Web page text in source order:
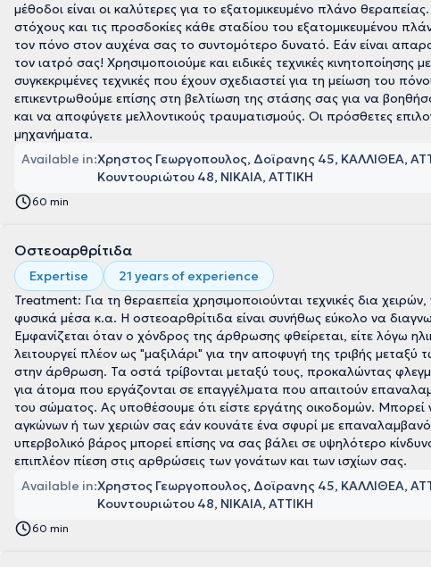
μέθοδοι είναι οι καλύτερες για το εξατομικευμένο πλάνο
στόχους και τις προσδοκίες κάθε σταδίου του εξατομικευμένου
τον πόνο στον αυχένα σας το συντομότερο δυνατό. Εάν είναι
τον ιατρό σας! Χρησιμοποιούμε και ειδικές τεχνικές
συγκεκριμένες τεχνικές που έχουν σχεδιαστεί για τη μείωση του
επικεντρωθούμε επίσης στη βελτίωση της στάσης σας για να
και να αποφύγετε μελλοντικούς τραυματισμούς. Οι πρόσθετες
μηχανήματα.
Available in:Χρηστος Γεωργοπουλος, Δοϊρανης 45, ΚΑΛΛΙΘΕΑ,
Κουντουριώτου 48, ΝΙΚΑΙΑ, ΑΤΤΙΚΗ
60 min
Οστεοαρθρίτιδα
Expertise
21 years of experience
Treatment: Για τη θεραεπεία χρησιμοποιούνται τεχνικές δια
φυσικά μέσα κ.α. Η οστεοαρθρίτιδα είναι συνήθως εύκολο να
Εμφανίζεται όταν ο χόνδρος της άρθρωσης φθείρεται, είτε λόγω
λειτουργεί πλέον ως "μαξιλάρι" για την αποφυγή της τριβής
στην άρθρωση. Τα οστά τρίβονται μεταξύ τους, προκαλώντας
για άτομα που εργάζονται σε επαγγέλματα που απαιτούν
του σώματος. Ας υποθέσουμε ότι είστε εργάτης οικοδομών.
αγκώνων ή των χεριών σας εάν κουνάτε ένα σφυρί με
υπερβολικό βάρος μπορεί επίσης να σας βάλει σε υψηλότερο
επιπλέον πίεση στις αρθρώσεις των γονάτων και των ισχίων σας.
Available in:Χρηστος Γεωργοπουλος, Δοϊρανης 45, ΚΑΛΛΙΘΕΑ,
Κουντουριώτου 48, ΝΙΚΑΙΑ, ΑΤΤΙΚΗ
60 min